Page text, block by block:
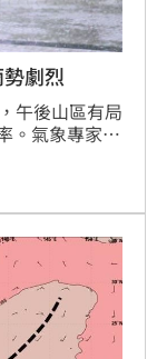
劇烈
午後山區有局
。氣象專家吳
的潛勢。